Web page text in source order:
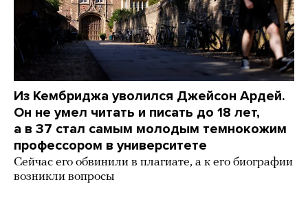
Из Кембриджа уволился Джейсон Ардей.
Он не умел читать и писать до 18 лет,
а в 37 стал самым молодым темнокожим
профессором в университете
Сейчас его обвинили в плагиате, а к его биографии
возникли вопросы